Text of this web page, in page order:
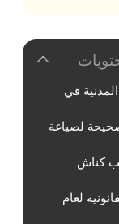
في
لصياغة
كناش
لعام